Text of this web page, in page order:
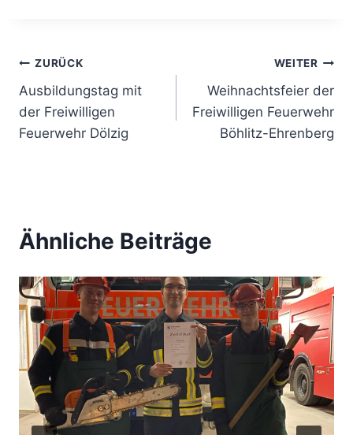
Beitragsnavigation
ZURÜCK
Ausbildungstag mit
der Freiwilligen
Feuerwehr Dölzig
WEITER
Weihnachtsfeier der
Freiwilligen Feuerwehr
Böhlitz-Ehrenberg
Ähnliche Beiträge